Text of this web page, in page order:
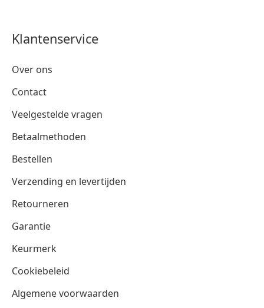
Klantenservice
Over ons
Contact
Veelgestelde vragen
Betaalmethoden
Bestellen
Verzending en levertijden
Retourneren
Garantie
Keurmerk
Cookiebeleid
Algemene voorwaarden